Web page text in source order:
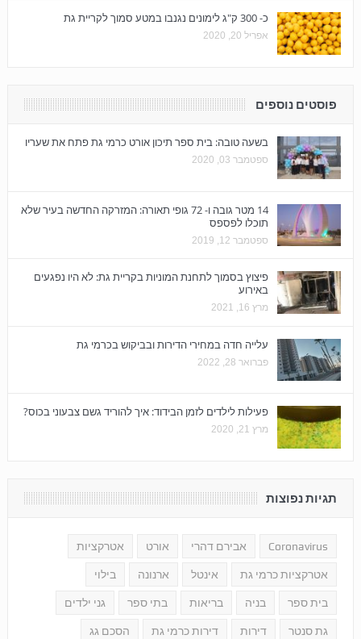
כ- 300 ק"ג לימונים נגנבו במטע סמוך לקריית גת
אפריל 20, 2020
פוסטים נוספים
בשעה טובה: בית ספר תיכון אורט כרמי גת פתח את שעריו
ספטמבר 03, 2020
14 מטר גובה ו- 72 גופי תאורה: המזרקה החדשה בעיר שלא
תוכלו לפספס
ספטמבר 12, 2019
פיצוץ בסמוך לתחנת המוניות בקריית גת: לא היו נפגעים
באירוע
מרץ 16, 2021
עלייה חדה במחירי הדירות ובביקוש בכרמי גת
פברואר 28, 2022
פעילות לילדים לזמן הבידוד: איך להוריד גשם צבעוני בכוס?
מרץ 21, 2020
תגיות נפוצות
Coronavirus אבירם דהרי אורט אטרקציות
אטרקציות כרמי גת אינטל ארנונה בילוי
בית ספר בניה בריאות בתי ספר גני ילדים
גת סנטר דירות דירות כרמי גת הסכם גג